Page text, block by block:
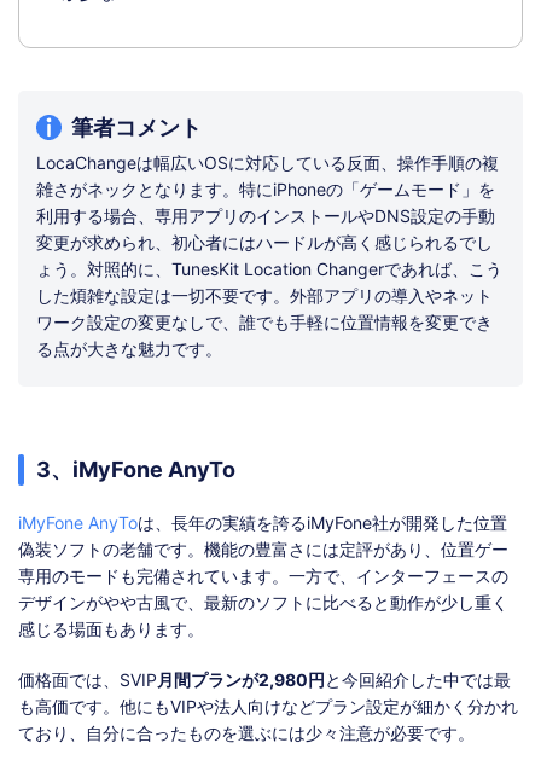
筆者コメント
LocaChangeは幅広いOSに対応している反面、操作手順の複
雑さがネックとなります。特にiPhoneの「ゲームモード」を
利用する場合、専用アプリのインストールやDNS設定の手動
変更が求められ、初心者にはハードルが高く感じられるでし
ょう。対照的に、TunesKit Location Changerであれば、こう
した煩雑な設定は一切不要です。外部アプリの導入やネット
ワーク設定の変更なしで、誰でも手軽に位置情報を変更でき
る点が大きな魅力です。
3、iMyFone AnyTo
iMyFone AnyToは、長年の実績を誇るiMyFone社が開発した位置
偽装ソフトの老舗です。機能の豊富さには定評があり、位置ゲー
専用のモードも完備されています。一方で、インターフェースの
デザインがやや古風で、最新のソフトに比べると動作が少し重く
感じる場面もあります。
価格面では、SVIP 月間プランが2,980円と今回紹介した中では最
も高価です。他にもVIPや法人向けなどプラン設定が細かく分かれ
ており、自分に合ったものを選ぶには少々注意が必要です。